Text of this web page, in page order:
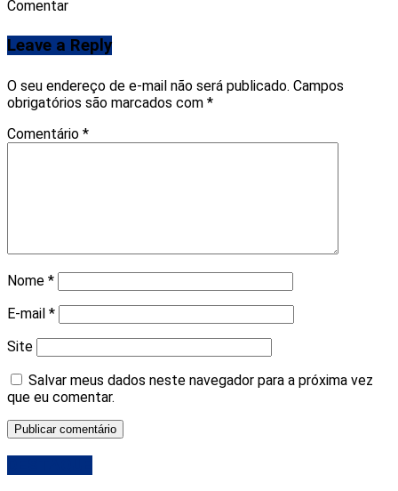
Comentar
Leave a Reply
O seu endereço de e-mail não será publicado. Campos
obrigatórios são marcados com *
Comentário *
Nome *
E-mail *
Site
Salvar meus dados neste navegador para a próxima vez
que eu comentar.